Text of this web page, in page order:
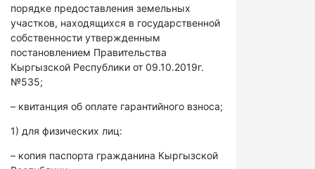
порядке предоставления земельных
участков, находящихся в государственной
собственности утвержденным
постановлением Правительства
Кыргызской Республики от 09.10.2019г.
№535;
– квитанция об оплате гарантийного взноса;
1) для физических лиц:
– копия паспорта гражданина Кыргызской